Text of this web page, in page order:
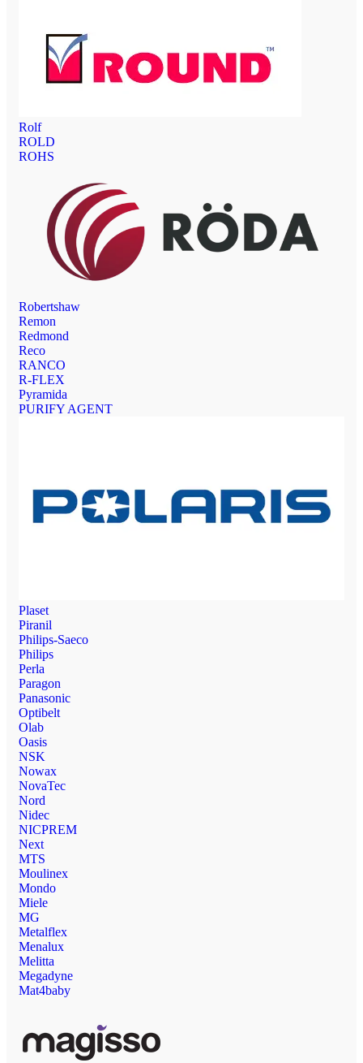
Rolf
ROLD
ROHS
Robertshaw
Remon
Redmond
Reco
RANCO
R-FLEX
Pyramida
PURIFY AGENT
Plaset
Piranil
Philips-Saeco
Philips
Perla
Paragon
Panasonic
Optibelt
Olab
Oasis
NSK
Nowax
NovaTec
Nord
Nidec
NICPREM
Next
MTS
Moulinex
Mondo
Miele
MG
Metalflex
Menalux
Melitta
Megadyne
Mat4baby